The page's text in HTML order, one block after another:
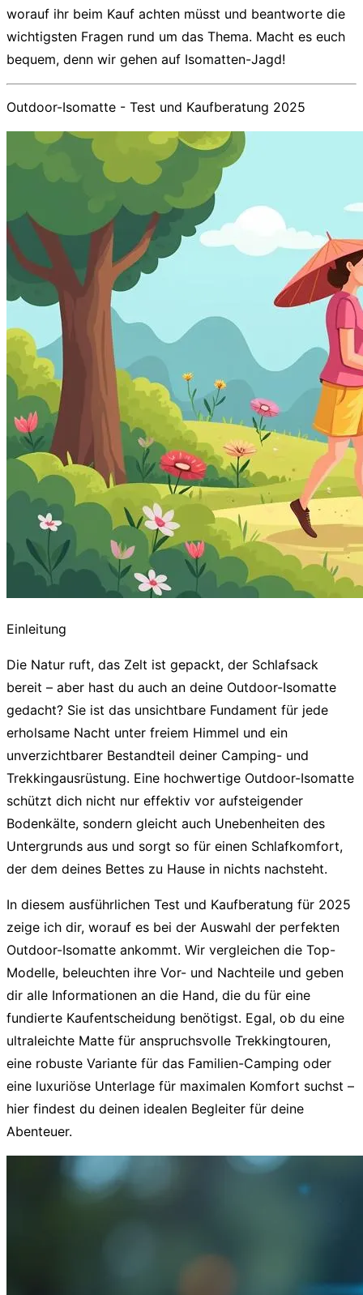
worauf ihr beim Kauf achten müsst und beantworte die
wichtigsten Fragen rund um das Thema. Macht es euch
bequem, denn wir gehen auf Isomatten-Jagd!
Outdoor-Isomatte - Test und Kaufberatung 2025
Einleitung
Die Natur ruft, das Zelt ist gepackt, der Schlafsack
bereit – aber hast du auch an deine Outdoor-Isomatte
gedacht? Sie ist das unsichtbare Fundament für jede
erholsame Nacht unter freiem Himmel und ein
unverzichtbarer Bestandteil deiner Camping- und
Trekkingausrüstung. Eine hochwertige Outdoor-Isomatte
schützt dich nicht nur effektiv vor aufsteigender
Bodenkälte, sondern gleicht auch Unebenheiten des
Untergrunds aus und sorgt so für einen Schlafkomfort,
der dem deines Bettes zu Hause in nichts nachsteht.
In diesem ausführlichen Test und Kaufberatung für 2025
zeige ich dir, worauf es bei der Auswahl der perfekten
Outdoor-Isomatte ankommt. Wir vergleichen die Top-
Modelle, beleuchten ihre Vor- und Nachteile und geben
dir alle Informationen an die Hand, die du für eine
fundierte Kaufentscheidung benötigst. Egal, ob du eine
ultraleichte Matte für anspruchsvolle Trekkingtouren,
eine robuste Variante für das Familien-Camping oder
eine luxuriöse Unterlage für maximalen Komfort suchst –
hier findest du deinen idealen Begleiter für deine
Abenteuer.